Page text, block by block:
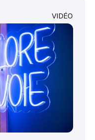
VIDÉO